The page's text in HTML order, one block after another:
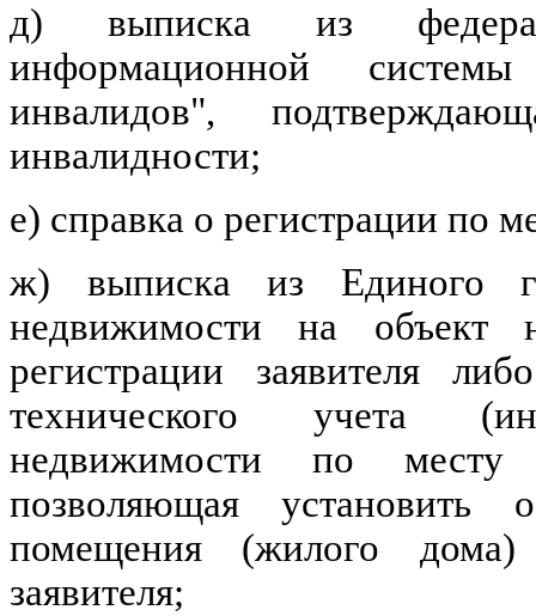
д) выписка из
информационной
инвалидов",
инвалидности;
е) справка о регистрации по
ж) выписка из Единого
недвижимости на объект
регистрации заявителя
технического учета
недвижимости по месту
позволяющая
помещения (жилого
заявителя;